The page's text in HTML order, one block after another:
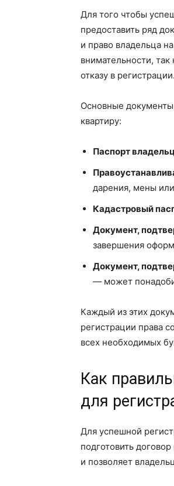
Для того чтобы
предоставить ряд
и право владельца
внимательности,
отказу в регистрации.
Основные
квартиру:
Паспорт
дарения, мены
Кадастровый
Документ,
завершения
Документ,
— может
Каждый из этих
регистрации права
всех необходимых
Как
для
Для успешной
подготовить
и позволяет